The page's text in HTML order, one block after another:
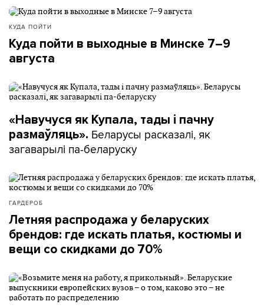
КУДА ПОЙТИ
Куда пойти в выходные в Минске 7–9
августа
«Навучуся як Купала, тады і пачну
размаўляць». Беларусы расказалі, як
загаварылі па-беларуску
ГАРДЕРОБ
Летняя распродажа у беларуских
брендов: где искать платья, костюмы и
вещи со скидками до 70%